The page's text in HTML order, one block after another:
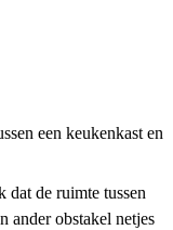
een keukenkast en
dat de ruimte tussen
ander obstakel netjes